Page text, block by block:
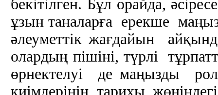
бекітілген. Бұл орайда,
ұзын таналарға ерекше
әлеуметтік жағдайын
олардың пішіні, түрлі
өрнектелуі де маңызды
киімдерінің тарихы